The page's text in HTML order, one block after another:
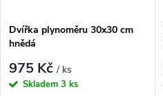
Dvířka plynoměru 30x30 cm
hnědá
975 Kč/ ks
Skladem 3 ks